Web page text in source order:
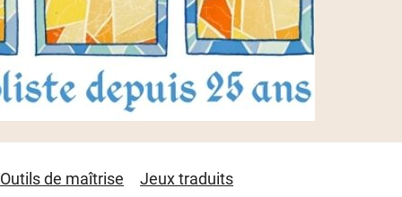
Outils de maîtrise Jeux traduits